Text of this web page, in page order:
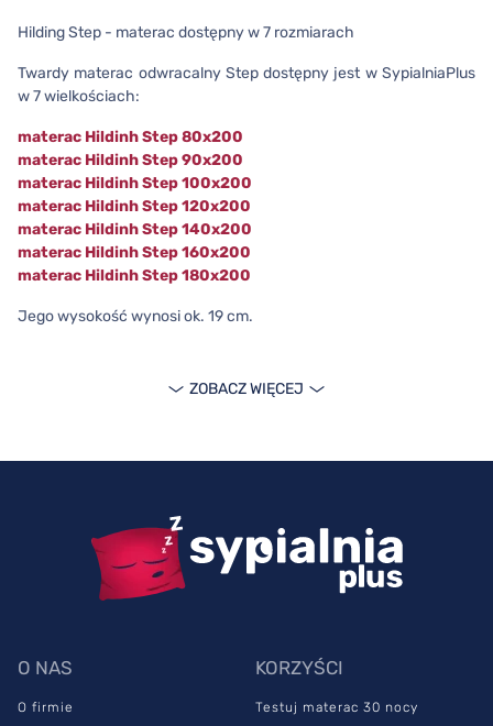
Hilding Step - materac dostępny w 7 rozmiarach
Twardy materac odwracalny Step dostępny jest w SypialniaPlus
w 7 wielkościach:
materac Hildinh Step 80x200
materac Hildinh Step 90x200
materac Hildinh Step 100x200
materac Hildinh Step 120x200
materac Hildinh Step 140x200
materac Hildinh Step 160x200
materac Hildinh Step 180x200
Jego wysokość wynosi ok. 19 cm.
ZOBACZ WIĘCEJ
O NAS
O firmie
KORZYŚCI
Testuj materac 30 nocy